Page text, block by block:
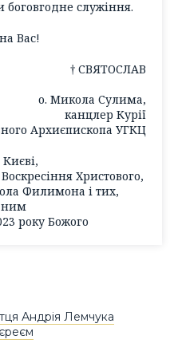
боговгодне служіння.
Вас!
† СВЯТОСЛАВ
о. Микола Сулима,
канцлер Курії
Архиєпископа УГКЦ
Христового,
Филимона і тих,
ним
року Божого
Андрія Лемчука